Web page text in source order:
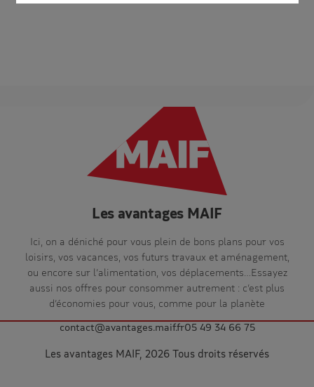
Les avantages MAIF
Ici, on a déniché pour vous plein de bons plans pour vos
loisirs, vos vacances, vos futurs travaux et aménagement,
ou encore sur l’alimentation, vos déplacements…Essayez
aussi nos offres pour consommer autrement : c’est plus
d’économies pour vous, comme pour la planète
contact@avantages.maif.fr05 49 34 66 75
Les avantages MAIF, 2026 Tous droits réservés